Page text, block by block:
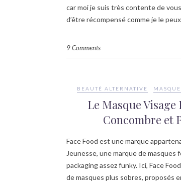
car moi je suis très contente de
d’être récompensé comme je le
9 Comments
BEAUTÉ ALTERNATIVE MASQUE
Le Masque Visage
Concombre et
Face Food est une marque
Jeunesse, une marque de masques
packaging assez funky. Ici, Face
de masques plus sobres, proposés